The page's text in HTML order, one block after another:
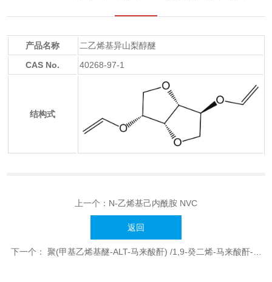
产品名称
二乙烯基异山梨醇醚
CAS No.
40268-97-1
结构式
上一个： N-乙烯基己内酰胺 NVC
返回
下一个：
聚(甲基乙烯基醚-ALT-马来酸酐) /1,9-癸二烯-马来酸酐-甲